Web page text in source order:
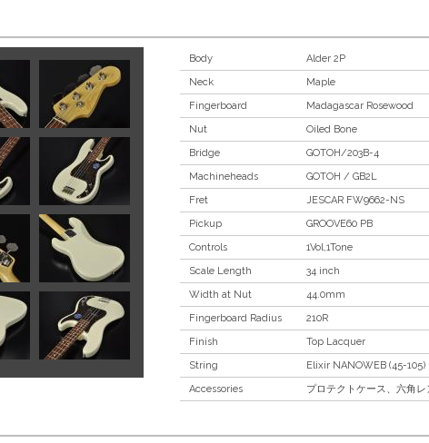
Body
Alder 2P
Neck
Maple
Fingerboard
Madagascar Rosewood
Nut
Oiled Bone
Bridge
GOTOH/203B-4
Machineheads
GOTOH / GB2L
Fret
JESCAR FW9662-NS
Pickup
GROOVE60 PB
Controls
1Vol,1Tone
Scale Length
34 inch
Width at Nut
44.0mm
Fingerboard Radius
210R
Finish
Top Lacquer
String
Elixir NANOWEB (45-105)
Accessories
プロテクトケース、六角